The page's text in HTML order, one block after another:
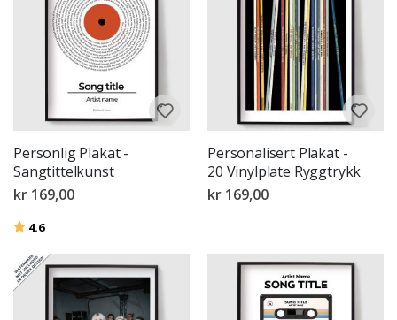
Personlig Plakat -
Sangtittelkunst
kr 169,00
Karakter:
4.6av 5 mulige
Personalisert Plakat -
20 Vinylplate Ryggtrykk
kr 169,00